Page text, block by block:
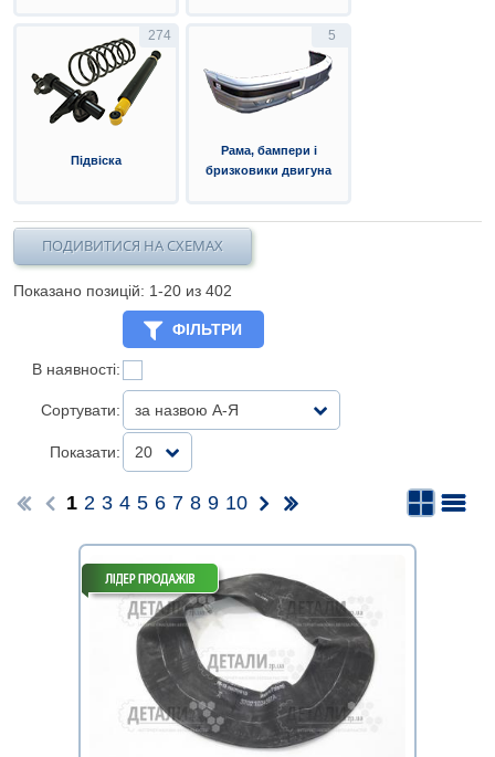
274
Підвіска
5
Рама, бампери і
бризковики двигуна
ПОДИВИТИСЯ НА СХЕМАХ
Показано позицій: 1-20 из 402
ФІЛЬТРИ
В наявності:
Сортувати: за назвою А-Я
Показати: 20
1 2 3 4 5 6 7 8 9 10